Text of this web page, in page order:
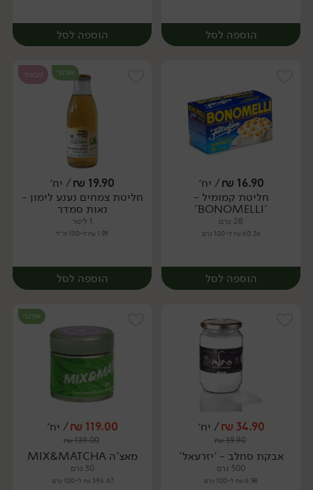
הוספה לסל
יח׳
הוספה לסל
יח׳
16.90
₪/ יח׳
חליטת קמומיל -
'BONOMELLI'
28 גרם
60.36 ₪ ל-100 גרם
הוספה לסל
יח׳
אורגני טבעוני
19.90
₪/ יח׳
חליטת צמחים נענע לימון -
נאות סמדר
1 ליטר
1.99 ₪ ל-100 מ״ל
הוספה לסל
יח׳
34.90
₪/ יח׳
39.90
₪
אבקת סחלב - 'יזרעאל'
500 גרם
6.98 ₪ ל-100 גרם
אורגני
119.00
₪/ יח׳
139.00
₪
מאצ'ה MIX&MATCHA
30 גרם
396.67 ₪ ל-100 גרם